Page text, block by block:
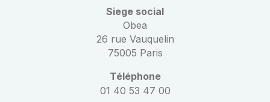
Siege social
Obea
26 rue Vauquelin
75005 Paris
Téléphone
01 40 53 47 00